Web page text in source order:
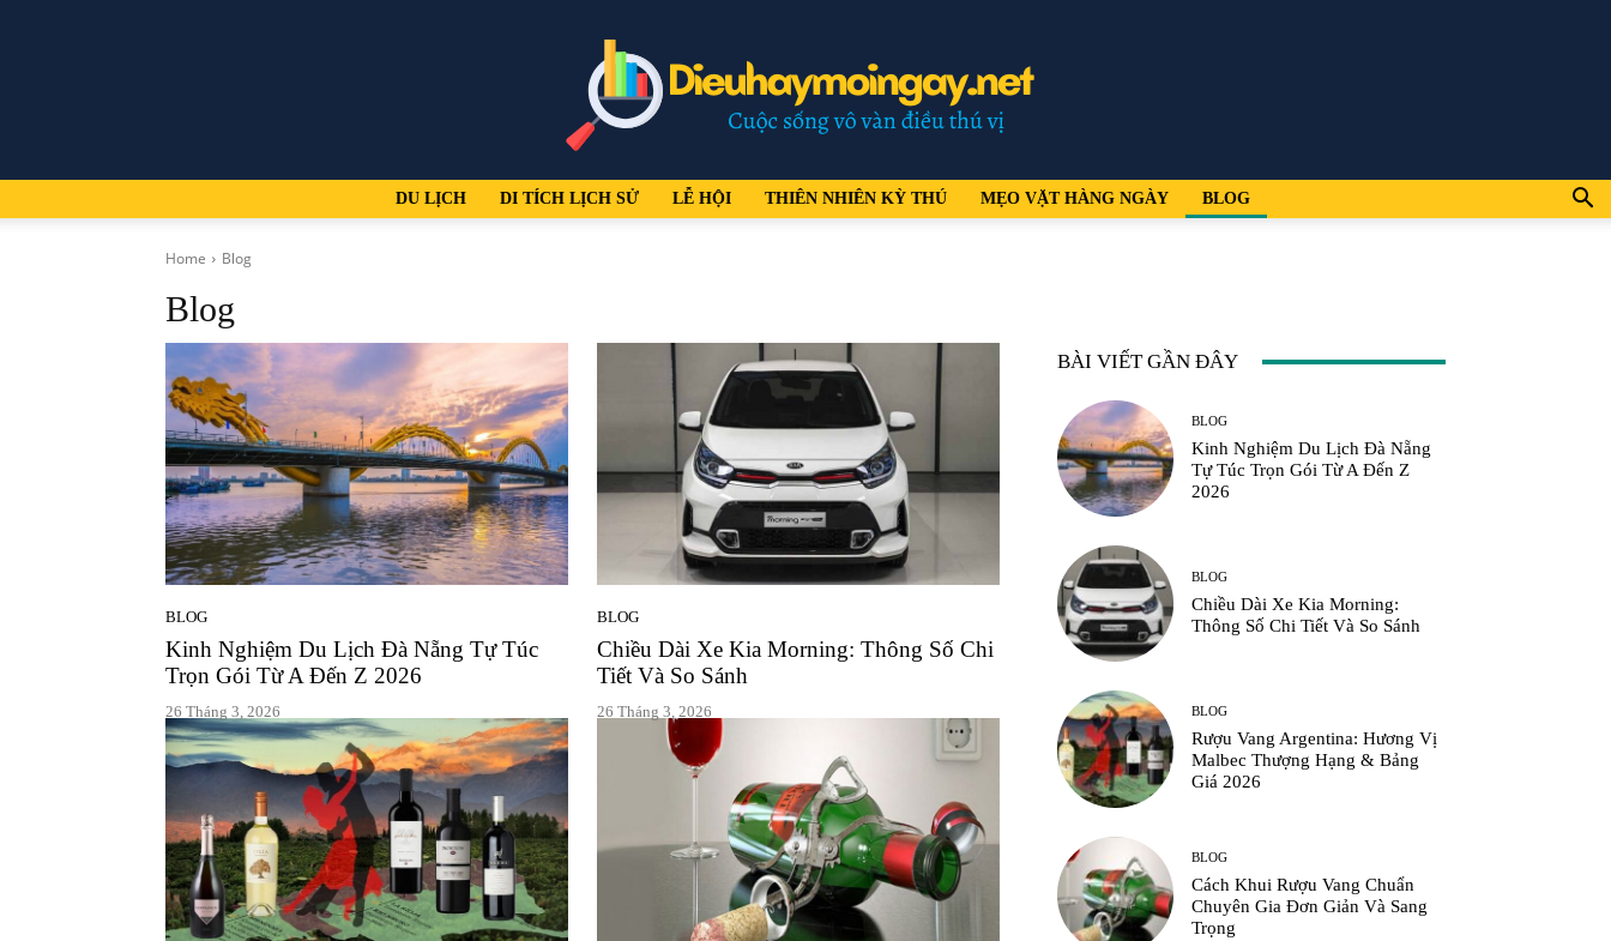
vô
DU LỊCH DI TÍCH LỊCH SỬ LỄ HỘI THIÊN NHIÊN KỲ THÚ MẸO VẶT HÀNG NGÀY BLOG
Home Blog
Blog
BLOG
Kinh Nghiệm Du Lịch Đà Nẵng Tự Túc
Trọn Gói Từ A Đến Z 2026
26 Tháng 3, 2026
BLOG
Chiều Dài Xe Kia Morning: Thông Số Chi
Tiết Và So Sánh
26 Tháng 3, 2026
BÀI VIẾT GẦN ĐÂY
BLOG
Kinh Nghiệm Du Lịch Đà Nẵng
Tự Túc Trọn Gói Từ A Đến Z
2026
BLOG
Chiều Dài Xe Kia Morning:
Thông Số Chi Tiết Và So Sánh
BLOG
Rượu Vang Argentina: Hương Vị
Malbec Thượng Hạng & Bảng
Giá 2026
BLOG
Cách Khui Rượu Vang Chuẩn
Chuyên Gia Đơn Giản Và Sang
Trọng